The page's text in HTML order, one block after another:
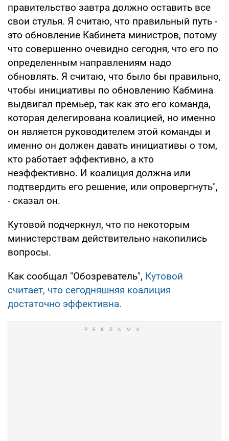
правительство завтра должно оставить все
свои стулья. Я считаю, что правильный путь -
это обновление Кабинета министров, потому
что совершенно очевидно сегодня, что его по
определенным направлениям надо
обновлять. Я считаю, что было бы правильно,
чтобы инициативы по обновлению Кабмина
выдвигал премьер, так как это его команда,
которая делегирована коалицией, но именно
он является руководителем этой команды и
именно он должен давать инициативы о том,
кто работает эффективно, а кто
неэффективно. И коалиция должна или
подтвердить его решение, или опровергнуть",
- сказал он.
Кутовой подчеркнул, что по некоторым
министерствам действительно накопились
вопросы.
Как сообщал "Обозреватель", Кутовой
считает, что сегодняшняя коалиция
достаточно эффективна.